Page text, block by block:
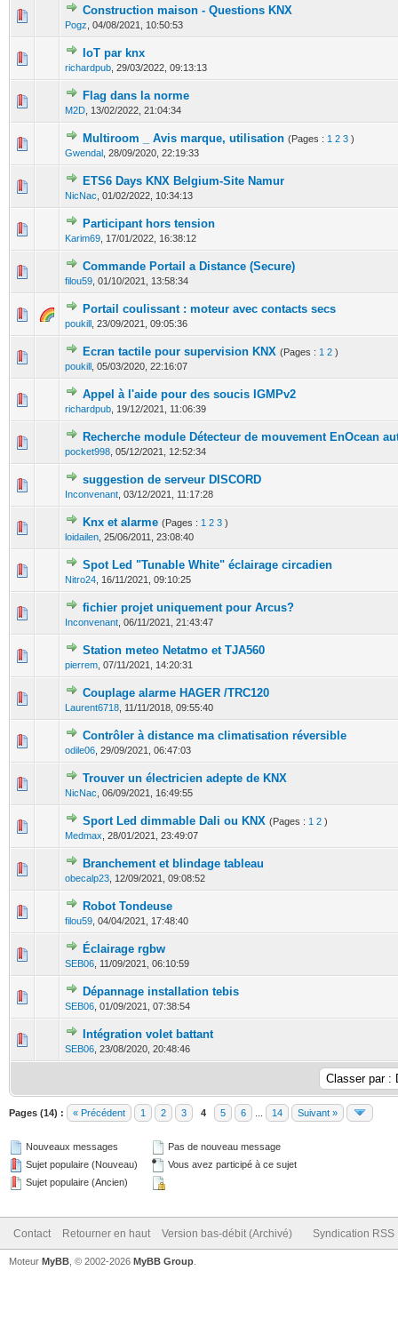
Construction maison - Questions KNX
Pogz 04/08/2021, 10:50:53
0 Votes - 0 sur 5 en moyenne
12 3 45
IoT par knx
richardpub 29/03/2022, 09:13:13
0 Votes - 0 sur 5 en moyenne
Flag dans la norme
M2D 13/02/2022, 21:04:34
0 Votes - 0 sur 5 en moyenne
1
Multiroom _ Avis marque, utilisation (Pages : 1 2 3 )
Gwendal 28/09/2020, 22:19:33
0 Votes - 0 sur 5 en moyenne
12345
ETS6 Days KNX Belgium-Site Namur
NicNac 01/02/2022, 10:34:13
0 Votes - 0 sur 5 en moyenne
12345
Participant hors tension
Karim69 17/01/2022, 16:38:12
0 Votes - 0 sur 5 en moyenne
12345
Commande Portail a Distance (Secure)
filou59 01/10/2021, 13:58:34
0 Votes - 0 sur 5 en moyenne
12345
Portail coulissant : moteur avec contacts secs
poukill 23/09/2021, 09:05:36
0 Votes - 0 sur 5 en moyenne
12345
Ecran tactile pour supervision KNX (Pages : 1 2 )
poukill 05/03/2020, 22:16:07
0 Votes - 0 sur 5 en moyenne
1234 5
Appel à l'aide pour des soucis IGMPv2
richardpub 19/12/2021, 11:06:39
0 Votes - 0 sur 5 en moyenne
12345
Recherche module Détecteur de mouvement EnOcean
pocket998 05/12/2021, 12:52:34
0 Votes - 0 sur 5 en moyenne
12345
suggestion de serveur DISCORD
Inconvenant 03/12/2021, 11:17:28
0 Votes - 0 sur 5 en moyenne
123 45
Knx et alarme (Pages : 1 2 3 )
loidailen 25/06/2011, 23:08:40
1 Votes - 5 sur 5 en moyenne
1 2 3 4 5
Spot Led "Tunable White" éclairage circadien
Nitro24 16/11/2021, 09:10:25
0 Votes - 0 sur 5 en moyenne
12345
fichier projet uniquement pour Arcus?
Inconvenant 06/11/2021, 21:43:47
0 Votes - 0 sur 5 en moyenne
12345
Station meteo Netatmo et TJA560
pierrem 07/11/2021, 14:20:31
0 Votes - 0 sur 5 en moyenne
12345
Couplage alarme HAGER /TRC120
Laurent6718 11/11/2018, 09:55:40
0 Votes - 0 sur 5 en moyenne
12345
Contrôler à distance ma climatisation réversible
odile06 29/09/2021, 06:47:03
0 Votes - 0 sur 5 en moyenne
12345
Trouver un électricien adepte de KNX
NicNac 06/09/2021, 16:49:55
0 Votes - 0 sur 5 en moyenne
12345
Sport Led dimmable Dali ou KNX (Pages : 1 2 )
Medmax 28/01/2021, 23:49:07
0 Votes - 0 sur 5 en moyenne
12345
Branchement et blindage tableau
obecalp23 12/09/2021, 09:08:52
0 Votes - 0 sur 5 en moyenne
12345
Robot Tondeuse
filou59 04/04/2021, 17:48:40
0 Votes - 0 sur 5 en moyenne
Éclairage rgbw
SEB06 11/09/2021, 06:10:59
0 Votes - 0 sur 5 en moyenne
Dépannage installation tebis
SEB06 01/09/2021, 07:38:54
0 Votes - 0 sur 5 en moyenne
12345
Intégration volet battant
SEB06 23/08/2020, 20:48:46
0 Votes - 0 sur 5 en moyenne
1234
Pages (14) : « Précédent 1 2 3 4 5 6 14 Suivant »
Nouveaux messages
Sujet populaire (Nouveau)
Sujet populaire (Ancien)
Pas de nouveau message
Vous avez participé à ce sujet
Contact Retourner en haut Version bas-débit (Archivé) Syndication RSS
Moteur MyBB , © 2002-2026 MyBB Group